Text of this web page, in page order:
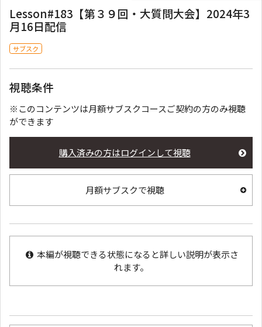
Lesson#183【第３９回・大質問大会】2024年3
月16日配信
サブスク
視聴条件
※このコンテンツは月額サブスクコースご契約の方のみ視聴
ができます
購入済みの方はログインして視聴
月額サブスクで視聴
本編が視聴できる状態になると詳しい説明が表示さ
れます。